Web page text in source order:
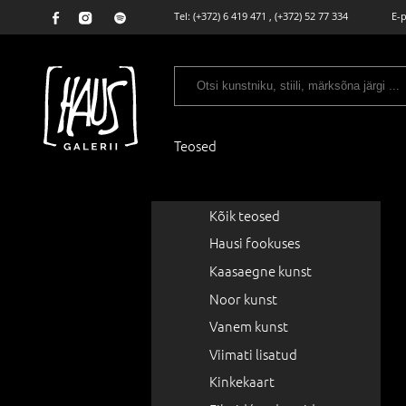
Tel: (+372) 6 419 471 , (+372) 52 77 334 E-
Teosed
Kõik teosed
Hausi fookuses
Kaasaegne kunst
Noor kunst
Vanem kunst
Viimati lisatud
Kinkekaart